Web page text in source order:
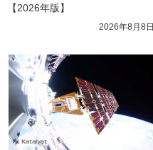
【2026年版】
2026年8月8日